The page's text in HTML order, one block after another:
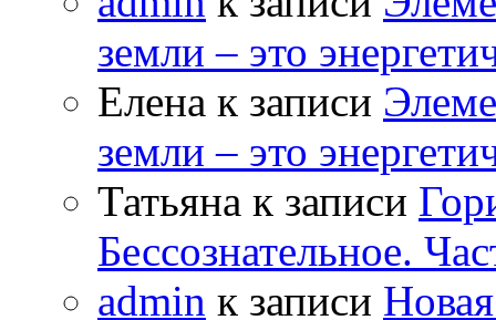
земли – это
Елена к записи
земли – это
Татьяна к записи
Бессознательное.
admin к записи